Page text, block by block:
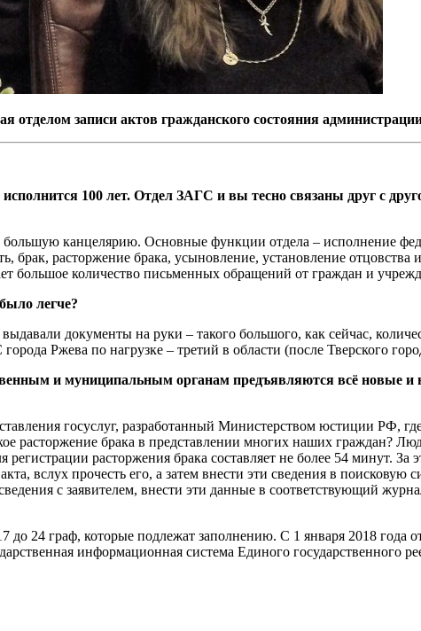
записи актов гражданского состояния
100 лет. Отдел ЗАГС и вы тесно связаны друг с
канцелярию. Основные функции отдела – исполнение
брак, расторжение брака, усыновление, установление
большое количество письменных обращений от граждан и
легче?
документы на руки – такого большого, как сейчас,
Ржева по нагрузке – третий в области (после Тверского
и муниципальным органам предъявляются всё новые и
госуслуг, разработанный Министерством юстиции РФ,
расторжение брака в представлении многих наших граждан?
расторжения брака составляет не более 54 минут.
вслух прочесть его, а затем внести эти сведения в
с заявителем, внести эти данные в соответствующий
до 24 граф, которые подлежат заполнению. С 1 января 2018
информационная система Единого государственного